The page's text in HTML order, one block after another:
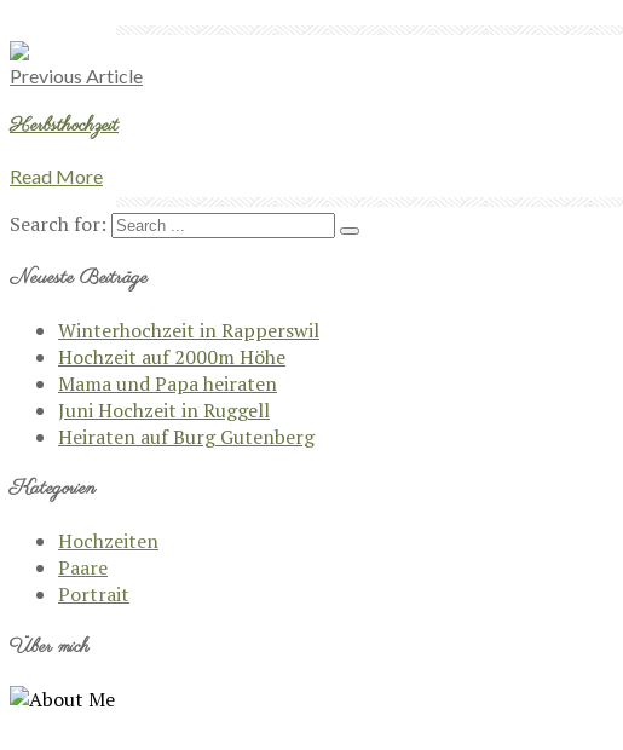
Previous Article
Herbsthochzeit
Read More
Search for:
Neueste Beiträge
Winterhochzeit in Rapperswil
Hochzeit auf 2000m Höhe
Mama und Papa heiraten
Juni Hochzeit in Ruggell
Heiraten auf Burg Gutenberg
Kategorien
Hochzeiten
Paare
Portrait
Über mich